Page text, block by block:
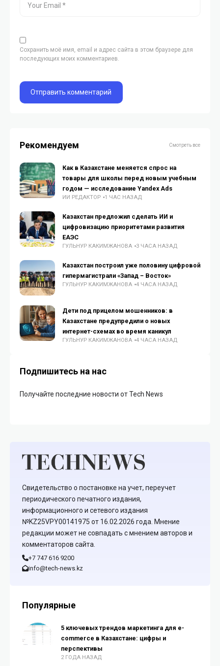
Сохранить моё имя, email и адрес сайта в этом браузере для
последующих моих комментариев.
Рекомендуем Смотреть все
Как в Казахстане меняется спрос на
товары для школы перед новым учебным
годом — исследование Yandex Ads
ИИ РЕДАКТОР 1 ЧАС НАЗАД
Казахстан предложил сделать ИИ и
цифровизацию приоритетами развития
ЕАЭС
ГУЛЬНУР КАКИМЖАНОВА 3 ЧАСА НАЗАД
Казахстан построил уже половину цифровой
гипермагистрали «Запад – Восток»
ГУЛЬНУР КАКИМЖАНОВА 4 ЧАСА НАЗАД
Дети под прицелом мошенников: в
Казахстане предупредили о новых
интернет-схемах во время каникул
ГУЛЬНУР КАКИМЖАНОВА 4 ЧАСА НАЗАД
Подпишитесь на нас
Получайте последние новости от Tech News
Свидетельство о постановке на учет, переучет
периодического печатного издания,
информационного и сетевого издания
№KZ25VPY00141975 от 16.02.2026 года. Мнение
редакции может не совпадать с мнением авторов и
комментаторов сайта.
+7 747 616 9200
info@tech-news.kz
Популярные
5 ключевых трендов маркетинга для e-
commerce в Казахстане: цифры и
перспективы
2 ГОДА НАЗАД